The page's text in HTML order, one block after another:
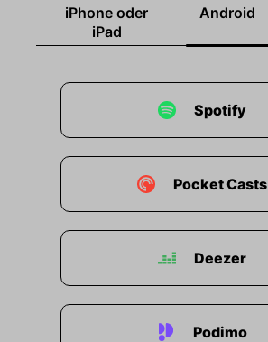
iPhone oder
iPad
Android
Spotify
Pocket Casts
Deezer
Podimo